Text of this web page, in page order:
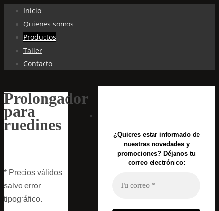
contenido
Inicio
Quienes somos
Productos
Taller
Contacto
Prolongador
para
ruedines
* Precios válidos
salvo error
tipográfico.
¿Quieres estar informado de
nuestras novedades y
promociones? Déjanos tu
correo electrónico: